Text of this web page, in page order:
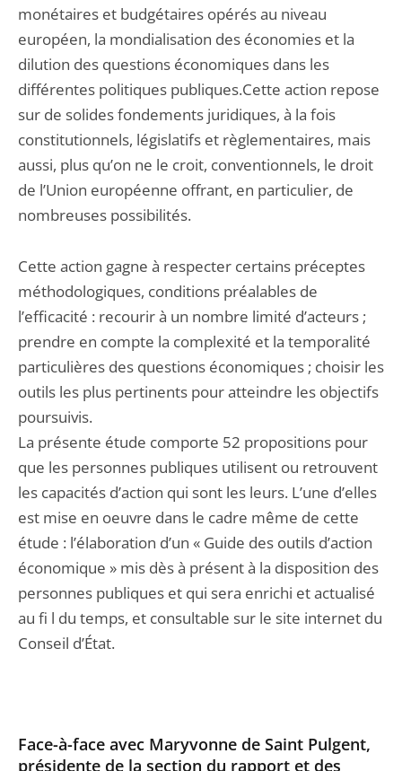
monétaires et budgétaires opérés au niveau
européen, la mondialisation des économies et la
dilution des questions économiques dans les
différentes politiques publiques.Cette action repose
sur de solides fondements juridiques, à la fois
constitutionnels, législatifs et règlementaires, mais
aussi, plus qu’on ne le croit, conventionnels, le droit
de l’Union européenne offrant, en particulier, de
nombreuses possibilités.
Cette action gagne à respecter certains préceptes
méthodologiques, conditions préalables de
l’efficacité : recourir à un nombre limité d’acteurs ;
prendre en compte la complexité et la temporalité
particulières des questions économiques ; choisir les
outils les plus pertinents pour atteindre les objectifs
poursuivis.
La présente étude comporte 52 propositions pour
que les personnes publiques utilisent ou retrouvent
les capacités d’action qui sont les leurs. L’une d’elles
est mise en oeuvre dans le cadre même de cette
étude : l’élaboration d’un « Guide des outils d’action
économique » mis dès à présent à la disposition des
personnes publiques et qui sera enrichi et actualisé
au fi l du temps, et consultable sur le site internet du
Conseil d’État.
Face-à-face avec Maryvonne de Saint Pulgent,
présidente de la section du rapport et des